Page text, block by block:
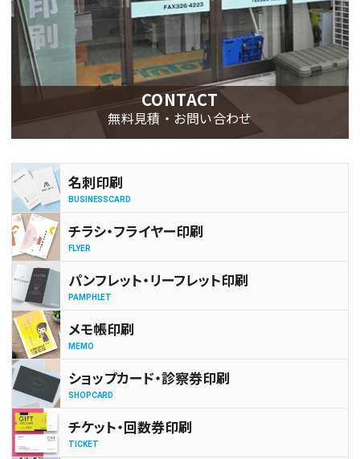
CONTACT
無料見積・お問い合わせ
名刺印刷
BUSINESSCARD
チラシ・フライヤー印刷
FLYER
パンフレット・リーフレット印刷
PAMPHLET
メモ帳印刷
MEMO
ショップカード・診察券印刷
SHOPCARD
チケット・回数券印刷
TICKET